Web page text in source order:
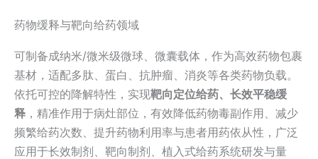
药物缓释与靶向给药领域
可制备成纳米/微米级微球、微囊载体，作为高效药物包裹
基材，适配多肽、蛋白、抗肿瘤、消炎等各类药物负载。
依托可控的降解特性，实现靶向定位给药、长效平稳缓
释 ，精准作用于病灶部位，有效降低药物毒副作用、减少
频繁给药次数、提升药物利用率与患者用药依从性，广泛
应用于长效制剂、靶向制剂、植入式给药系统研发与量